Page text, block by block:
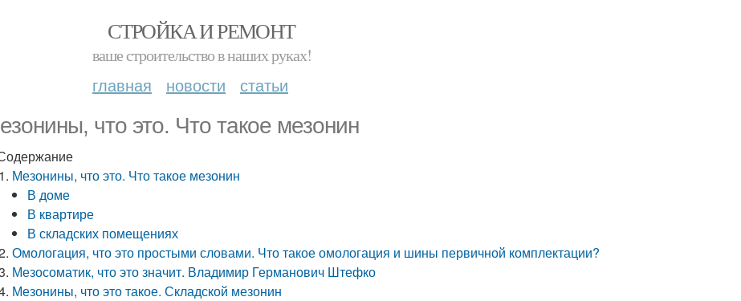
СТРОЙКА И РЕМОНТ
ваше строительство в наших руках!
главная новости статьи
что это. Что такое мезонин
Мезонины, что это. Что такое мезонин
В доме
В квартире
В складских помещениях
Омологация, что это простыми словами. Что такое омологация и шины первичной комплектации?
Мезосоматик, что это значит. Владимир Германович Штефко
Мезонины, что это такое. Складской мезонин